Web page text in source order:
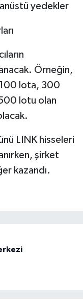
yedekler
Örneğin,
lota, 300
lotu olan
LINK hisseleri
şirket
kazandı.